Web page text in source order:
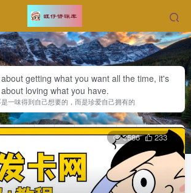
getting what you want all the time, it's
about loving what you have.
一味得到自己想要的，而是珍爱自己拥有的
3586 233